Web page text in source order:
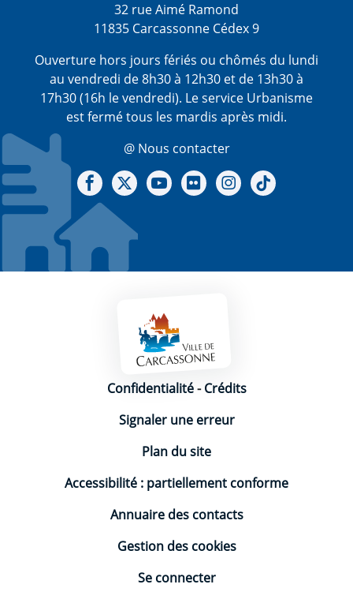
32 rue Aimé Ramond
11835 Carcassonne Cédex 9
Ouverture hors jours fériés ou chômés du lundi
au vendredi de 8h30 à 12h30 et de 13h30 à
17h30 (16h le vendredi). Le service Urbanisme
est fermé tous les mardis après midi.
@ Nous contacter
Notre Facebook
Notre X - (twitter)
Notre chaine Youtube
Notre Gallerie sur Flickr
Notre Instagram
Mentions légales
Confidentialité-Crédits
Signaler une erreur
Plan du site
Accessibilité : partiellement conforme
Annuaire des contacts
Gestion des cookies
Se connecter